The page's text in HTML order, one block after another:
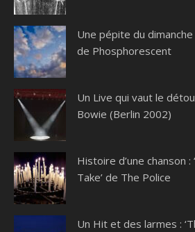
Une pépite du dimanche
de Phosphorescent
Un Live qui vaut le
Bowie (Berlin 2002)
Histoire d’une chanson :
Take’ de The Police
Un Hit et des larmes :